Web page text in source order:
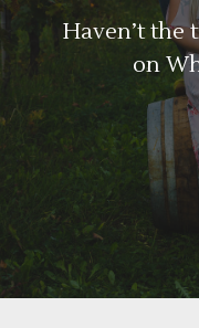
Haven’t the
on